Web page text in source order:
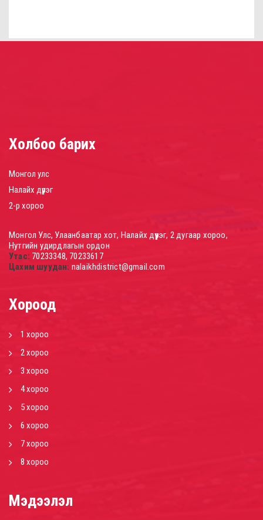
Холбоо барих
Монгол улс
Налайх дүүрэг
2-р хороо
Монгол Улс, Улаанбаатар хот, Налайх дүүрэг, 2 дугаар хороо,
Нутгийн удирдлагын ордон
Утас: 70233348, 70233617
Цахим шуудан: nalaikhdistrict@gmail.com
Хороод
1 хороо
2 хороо
3 хороо
4 хороо
5 хороо
6 хороо
7 хороо
8 хороо
Мэдээлэл